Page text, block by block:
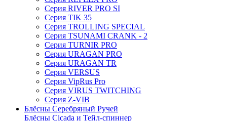
Серия RIVER PRO SI
Серия TIK 35
Серия TROLLING SPECIAL
Серия TSUNAMI CRANK - 2
Серия TURNIR PRO
Серия URAGAN PRO
Серия URAGAN TR
Серия VERSUS
Серия VipRus Pro
Серия VIRUS TWITCHING
Серия Z-VIB
Блёсны Серебряный Ручей
Блёсны Cicada и Тейл-спиннер